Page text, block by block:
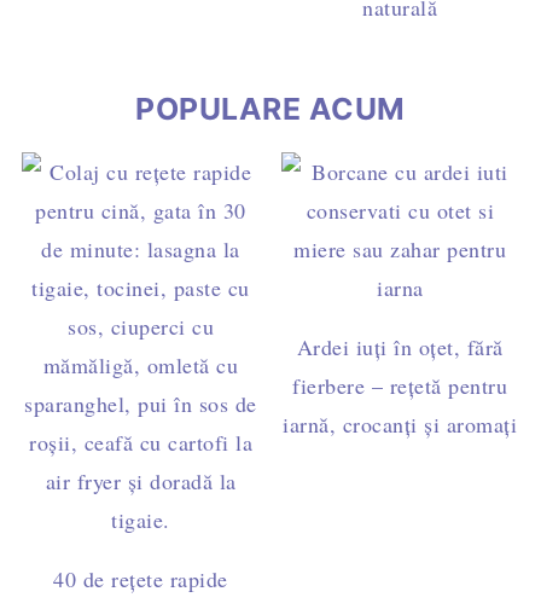
naturală
POPULARE ACUM
40 de rețete rapide
Ardei iuți în oțet, fără
fierbere – rețetă pentru
iarnă, crocanți și aromați